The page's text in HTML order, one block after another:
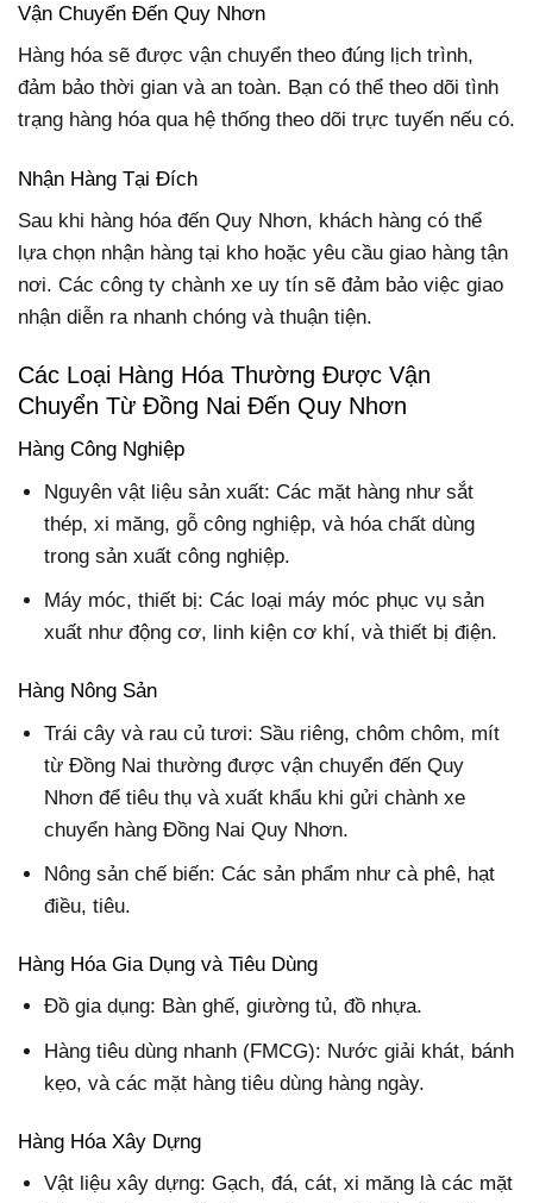
Vận Chuyển Đến Quy Nhơn
Hàng hóa sẽ được vận chuyển theo đúng lịch trình,
đảm bảo thời gian và an toàn. Bạn có thể theo dõi tình
trạng hàng hóa qua hệ thống theo dõi trực tuyến nếu có.
Nhận Hàng Tại Đích
Sau khi hàng hóa đến Quy Nhơn, khách hàng có thể
lựa chọn nhận hàng tại kho hoặc yêu cầu giao hàng tận
nơi. Các công ty chành xe uy tín sẽ đảm bảo việc giao
nhận diễn ra nhanh chóng và thuận tiện.
Các Loại Hàng Hóa Thường Được Vận
Chuyển Từ Đồng Nai Đến Quy Nhơn
Hàng Công Nghiệp
Nguyên vật liệu sản xuất: Các mặt hàng như sắt
thép, xi măng, gỗ công nghiệp, và hóa chất dùng
trong sản xuất công nghiệp.
Máy móc, thiết bị: Các loại máy móc phục vụ sản
xuất như động cơ, linh kiện cơ khí, và thiết bị điện.
Hàng Nông Sản
Trái cây và rau củ tươi: Sầu riêng, chôm chôm, mít
từ Đồng Nai thường được vận chuyển đến Quy
Nhơn để tiêu thụ và xuất khẩu khi gửi chành xe
chuyển hàng Đồng Nai Quy Nhơn.
Nông sản chế biến: Các sản phẩm như cà phê, hạt
điều, tiêu.
Hàng Hóa Gia Dụng và Tiêu Dùng
Đồ gia dụng: Bàn ghế, giường tủ, đồ nhựa.
Hàng tiêu dùng nhanh (FMCG): Nước giải khát, bánh
kẹo, và các mặt hàng tiêu dùng hàng ngày.
Hàng Hóa Xây Dựng
Vật liệu xây dựng: Gạch, đá, cát, xi măng là các mặt